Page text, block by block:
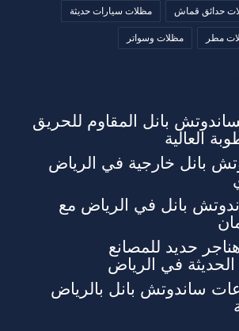
حدائق قماش مظلات سيارات حديثة
مطر مظلات وسواتر
بانل المقاوم للحريق
العالية
بانل خارجية في الرياض
بانل في الرياض مع
حديد للمصانع
في الرياض
ساندوتش بانل بالرياض